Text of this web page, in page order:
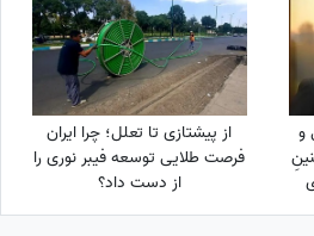
و
از پیشتازی تا تعلل؛ چرا ایران
فرصت طلایی توسعه فیبر نوری را
از دست داد؟